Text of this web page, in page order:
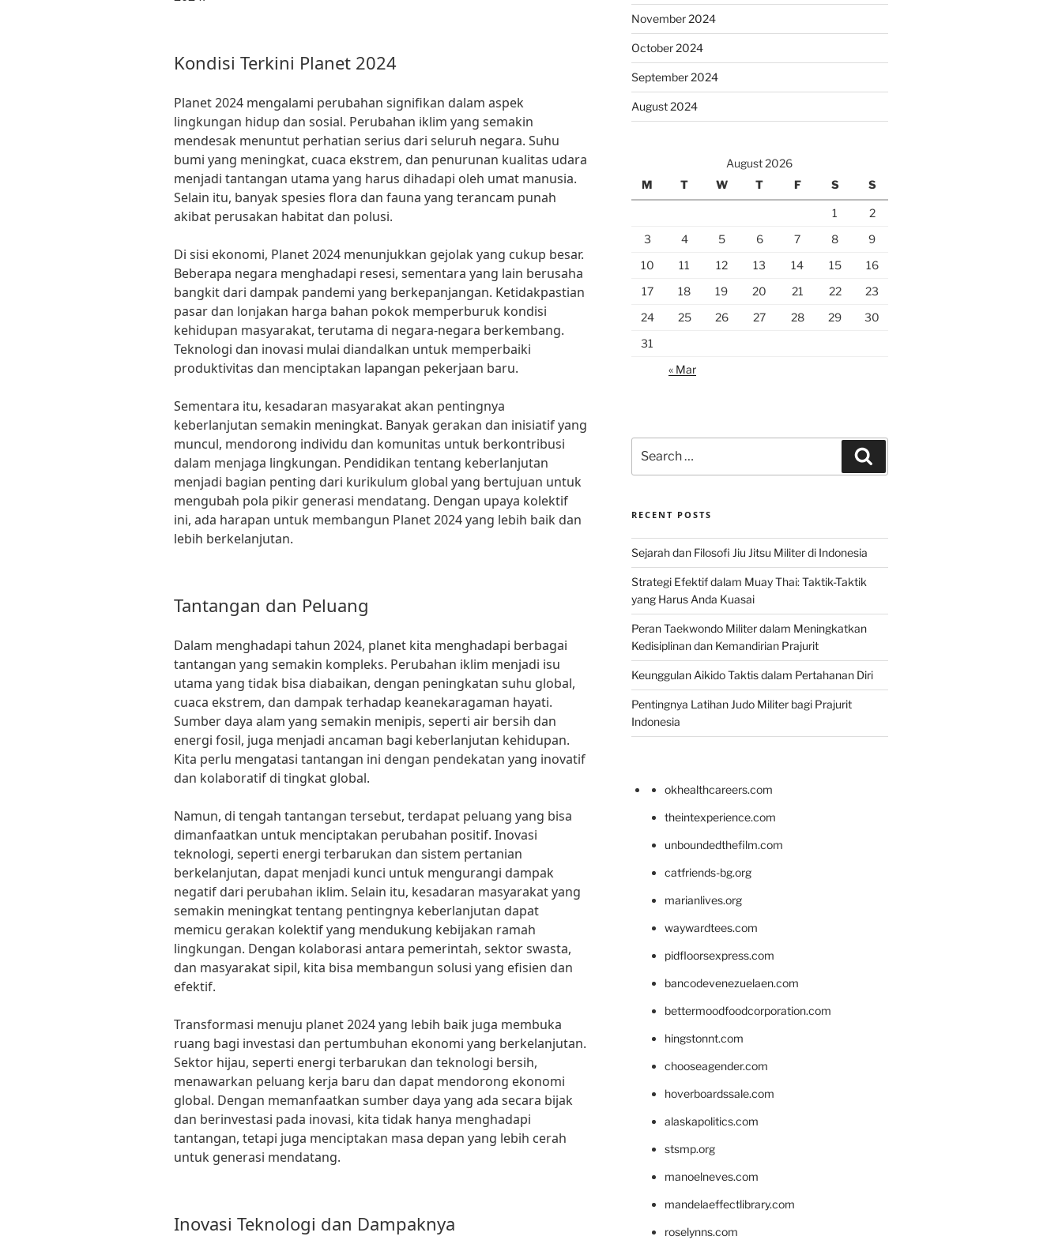
Kondisi Terkini Planet 2024
Planet 2024 mengalami perubahan signifikan dalam aspek
lingkungan hidup dan sosial. Perubahan iklim yang semakin
mendesak menuntut perhatian serius dari seluruh negara. Suhu
bumi yang meningkat, cuaca ekstrem, dan penurunan kualitas udara
menjadi tantangan utama yang harus dihadapi oleh umat manusia.
Selain itu, banyak spesies flora dan fauna yang terancam punah
akibat perusakan habitat dan polusi.
Di sisi ekonomi, Planet 2024 menunjukkan gejolak yang cukup besar.
Beberapa negara menghadapi resesi, sementara yang lain berusaha
bangkit dari dampak pandemi yang berkepanjangan. Ketidakpastian
pasar dan lonjakan harga bahan pokok memperburuk kondisi
kehidupan masyarakat, terutama di negara-negara berkembang.
Teknologi dan inovasi mulai diandalkan untuk memperbaiki
produktivitas dan menciptakan lapangan pekerjaan baru.
Sementara itu, kesadaran masyarakat akan pentingnya
keberlanjutan semakin meningkat. Banyak gerakan dan inisiatif yang
muncul, mendorong individu dan komunitas untuk berkontribusi
dalam menjaga lingkungan. Pendidikan tentang keberlanjutan
menjadi bagian penting dari kurikulum global yang bertujuan untuk
mengubah pola pikir generasi mendatang. Dengan upaya kolektif
ini, ada harapan untuk membangun Planet 2024 yang lebih baik dan
lebih berkelanjutan.
Tantangan dan Peluang
Dalam menghadapi tahun 2024, planet kita menghadapi berbagai
tantangan yang semakin kompleks. Perubahan iklim menjadi isu
utama yang tidak bisa diabaikan, dengan peningkatan suhu global,
cuaca ekstrem, dan dampak terhadap keanekaragaman hayati.
Sumber daya alam yang semakin menipis, seperti air bersih dan
energi fosil, juga menjadi ancaman bagi keberlanjutan kehidupan.
Kita perlu mengatasi tantangan ini dengan pendekatan yang inovatif
dan kolaboratif di tingkat global.
Namun, di tengah tantangan tersebut, terdapat peluang yang bisa
dimanfaatkan untuk menciptakan perubahan positif. Inovasi
teknologi, seperti energi terbarukan dan sistem pertanian
berkelanjutan, dapat menjadi kunci untuk mengurangi dampak
negatif dari perubahan iklim. Selain itu, kesadaran masyarakat yang
semakin meningkat tentang pentingnya keberlanjutan dapat
memicu gerakan kolektif yang mendukung kebijakan ramah
lingkungan. Dengan kolaborasi antara pemerintah, sektor swasta,
dan masyarakat sipil, kita bisa membangun solusi yang efisien dan
efektif.
Transformasi menuju planet 2024 yang lebih baik juga membuka
ruang bagi investasi dan pertumbuhan ekonomi yang berkelanjutan.
Sektor hijau, seperti energi terbarukan dan teknologi bersih,
menawarkan peluang kerja baru dan dapat mendorong ekonomi
global. Dengan memanfaatkan sumber daya yang ada secara bijak
dan berinvestasi pada inovasi, kita tidak hanya menghadapi
tantangan, tetapi juga menciptakan masa depan yang lebih cerah
untuk generasi mendatang.
Inovasi Teknologi dan Dampaknya
November 2024
October 2024
September 2024
August 2024
August 2026
M
T W T F S S
1
2
3
4 5 6 7 8
9
10
11 12 13 14 15
16
17
18 19 20 21 22
23
24
25 26 27 28 29
30
31
« Mar
for:
RECENT POSTS
Sejarah dan Filosofi Jiu Jitsu Militer di Indonesia
Strategi Efektif dalam Muay Thai: Taktik-Taktik
yang Harus Anda Kuasai
Peran Taekwondo Militer dalam Meningkatkan
Kedisiplinan dan Kemandirian Prajurit
Keunggulan Aikido Taktis dalam Pertahanan Diri
Pentingnya Latihan Judo Militer bagi Prajurit
Indonesia
okhealthcareers.com
theintexperience.com
unboundedthefilm.com
catfriends-bg.org
marianlives.org
waywardtees.com
pidfloorsexpress.com
bancodevenezuelaen.com
bettermoodfoodcorporation.com
hingstonnt.com
chooseagender.com
hoverboardssale.com
alaskapolitics.com
stsmp.org
manoelneves.com
mandelaeffectlibrary.com
roselynns.com